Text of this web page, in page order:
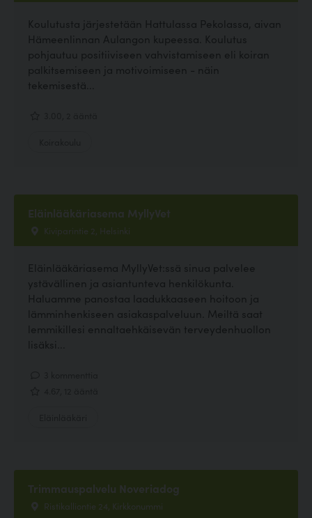
Koulutusta järjestetään Hattulassa Pekolassa, aivan
Hämeenlinnan Aulangon kupeessa. Koulutus
pohjautuu positiiviseen vahvistamiseen eli koiran
palkitsemiseen ja motivoimiseen - näin
tekemisestä...
Eläinlääkäriasema MyllyVet
Kiviparintie 2, Helsinki
Eläinlääkäriasema MyllyVet:ssä sinua palvelee
ystävällinen ja asiantunteva henkilökunta.
Haluamme panostaa laadukkaaseen hoitoon ja
lämminhenkiseen asiakaspalveluun. Meiltä saat
lemmikillesi ennaltaehkäisevän terveydenhuollon
lisäksi...
Trimmauspalvelu Noveriadog
Ristikalliontie 24, Kirkkonummi